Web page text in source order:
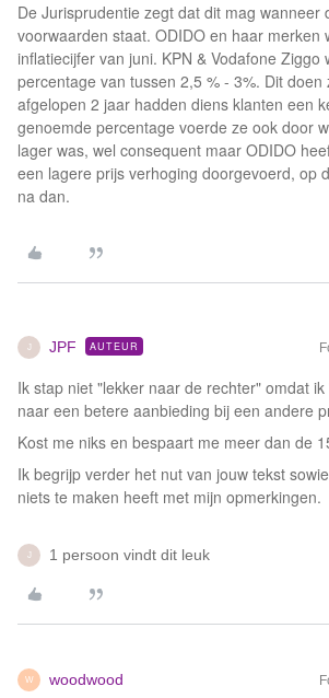
De Jurisprudentie zegt dat dit mag wanneer
voorwaarden staat. ODIDO en haar merken
inflatiecijfer van juni. KPN & Vodafone Ziggo
percentage van tussen 2,5 % - 3%. Dit doen
afgelopen 2 jaar hadden diens klanten een
genoemde percentage voerde ze ook door
lager was, wel consequent maar ODIDO
een lagere prijs verhoging doorgevoerd, op
na dan.
J JPF AUTEUR
Ik stap niet "lekker naar de rechter" omdat
naar een betere aanbieding bij een andere
Kost me niks en bespaart me meer dan de
Ik begrijp verder het nut van jouw tekst
niets te maken heeft met mijn opmerkingen.
J 1 persoon vindt dit leuk
W woodwood